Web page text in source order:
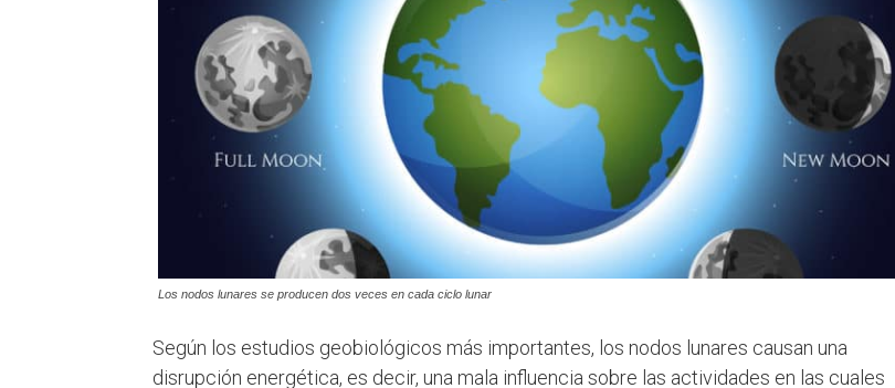
Los nodos lunares se producen dos veces en cada ciclo lunar
Según los estudios geobiológicos más importantes, los nodos lunares causan una
disrupción energética, es decir, una mala influencia sobre las actividades en las cuales